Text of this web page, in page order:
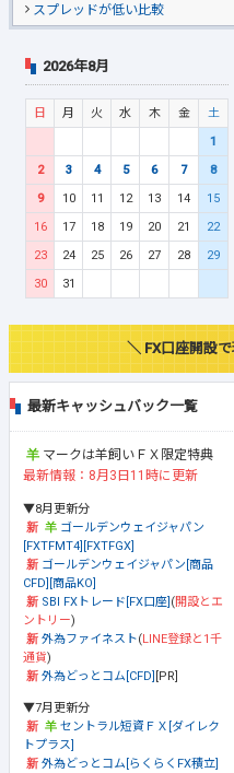
スプレッドが低い比較
2026年8月
日 月 火 水 木 金
土
1
2
3 4 5 6 7
8
9
10 11 12 13 14
15
16
17 18 19 20 21
22
23
24 25 26 27 28
29
30
31
＼ FX口座開設
最新キャッシュバック一覧
マークは羊飼いＦＸ限定特典
最新情報：8月3日11時に更新
▼8月更新分
ゴールデンウェイジャパン
[FXTFMT4][FXTFGX]
ゴールデンウェイジャパン[商品
CFD][商品KO]
SBI FXトレード[FX口座] (開設とエ
ントリー)
外為ファイネスト(LINE登録と1千
通貨)
外為どっとコム[CFD] [PR]
▼7月更新分
セントラル短資ＦＸ[ダイレク
トプラス]
外為どっとコム[らくらくFX積立]